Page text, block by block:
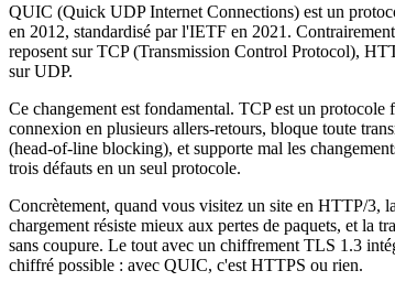
QUIC (Quick UDP Internet Connections) est un
en 2012, standardisé par l'IETF en 2021.
reposent sur TCP (Transmission Control Protocol),
sur UDP.
Ce changement est fondamental. TCP est un
connexion en plusieurs allers-retours, bloque toute
(head-of-line blocking), et supporte mal les
trois défauts en un seul protocole.
Concrètement, quand vous visitez un site en HTTP/3,
chargement résiste mieux aux pertes de paquets, et la
sans coupure. Le tout avec un chiffrement TLS 1.3
chiffré possible : avec QUIC, c'est HTTPS ou rien.